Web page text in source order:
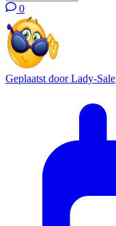
0
Geplaatst doorLady-Sale